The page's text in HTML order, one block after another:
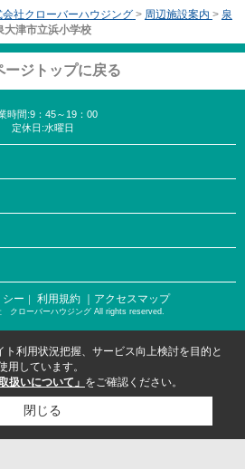
社クローバーハウジング > 周辺施設案内 > 泉
大津市立浜小学校
ージトップに戻る
時間:9：45～19：00
定休日:水曜日
シー ｜ 利用規約 ｜アクセスマップ
クローバーハウジング All rights reserved.
利用状況把握、サービス向上検討を目的と
用しています。
扱いについて」 をご確認ください。
閉じる